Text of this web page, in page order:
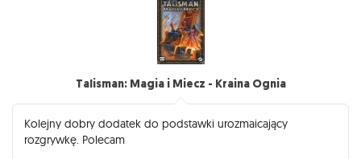
Talisman: Magia i Miecz - Kraina Ognia
Kolejny dobry dodatek do podstawki urozmaicający
rozgrywkę. Polecam